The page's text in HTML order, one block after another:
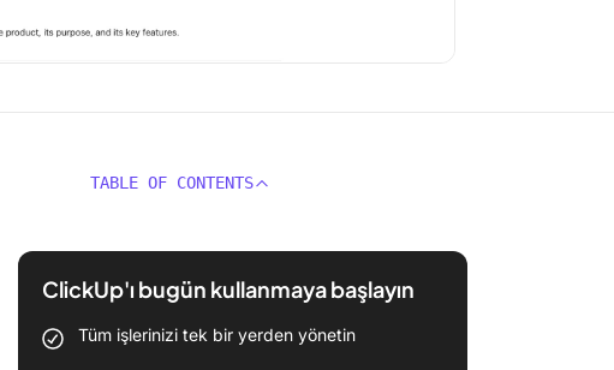
TABLE OF CONTENTS
ClickUp'ı bugün kullanmaya başlayın
Tüm işlerinizi tek bir yerden yönetin